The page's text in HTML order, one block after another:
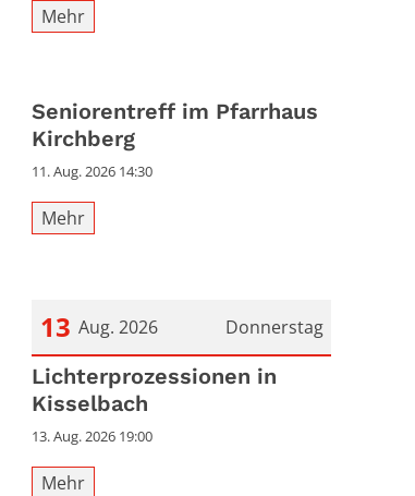
Mehr
Seniorentreff im Pfarrhaus
Kirchberg
11. Aug. 2026 14:30
Mehr
Donnerstag
13 Aug. 2026
Datum: 13. August 2026
Lichterprozessionen in
Kisselbach
13. Aug. 2026 19:00
Mehr